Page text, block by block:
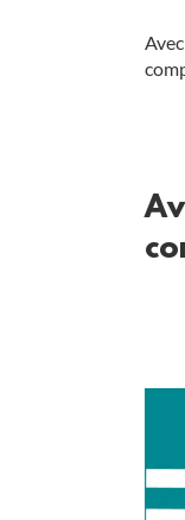
Avec